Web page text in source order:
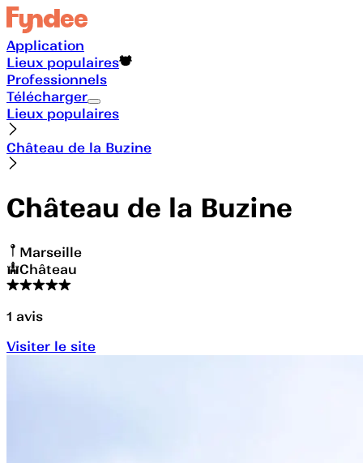
Application
Lieux populaires
Professionnels
Télécharger
Lieux populaires
Château de la Buzine
Château de la Buzine
Marseille
Château
1 avis
Visiter le site